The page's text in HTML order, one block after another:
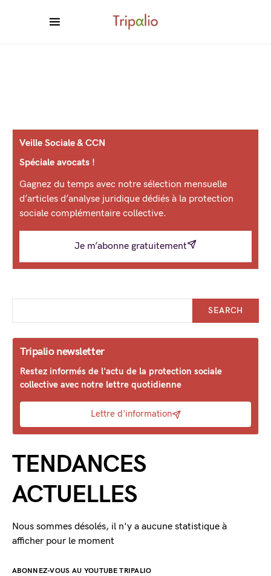
Veille Sociale & CCN
Spéciale avocats !
Gagnez du temps avec notre sélection mensuelle
d’articles d’analyse juridique dédiés à la protection
sociale complémentaire collective.
Je m’abonne gratuitement
SEARCH
Tripalio newsletter
Restez informés de l'actu de la protection sociale
collective avec notre lettre quotidienne
Lettre d'information
TENDANCES
ACTUELLES
Nous sommes désolés, il n'y a aucune statistique à
afficher pour le moment
ABONNEZ-VOUS AU YOUTUBE TRIPALIO